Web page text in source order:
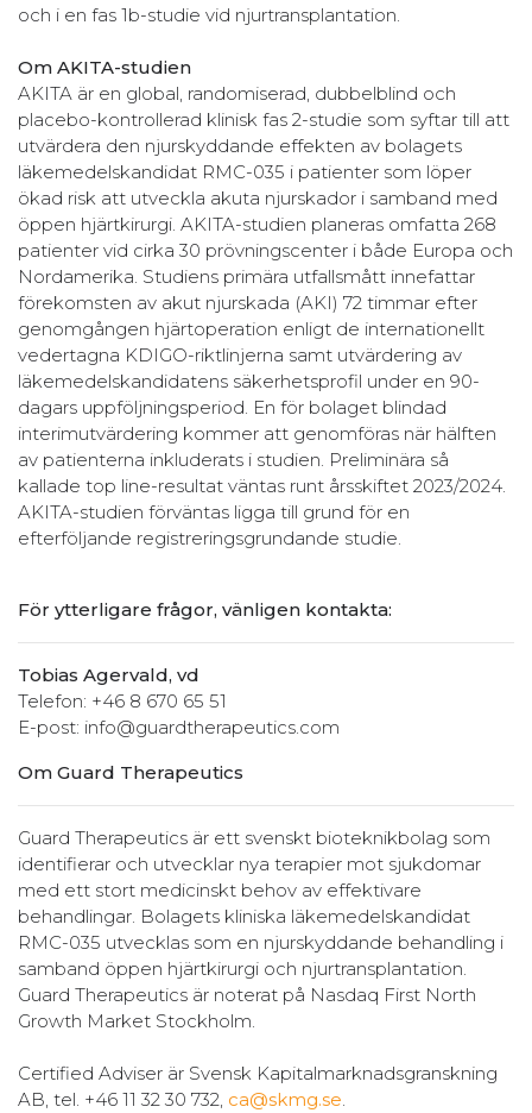
och i en fas 1b-studie vid njurtransplantation.
Om AKITA-studien
AKITA är en global, randomiserad, dubbelblind och
placebo-kontrollerad klinisk fas 2-studie som syftar till att
utvärdera den njurskyddande effekten av bolagets
läkemedelskandidat RMC-035 i patienter som löper
ökad risk att utveckla akuta njurskador i samband med
öppen hjärtkirurgi. AKITA-studien planeras omfatta 268
patienter vid cirka 30 prövningscenter i både Europa och
Nordamerika. Studiens primära utfallsmått innefattar
förekomsten av akut njurskada (AKI) 72 timmar efter
genomgången hjärtoperation enligt de internationellt
vedertagna KDIGO-riktlinjerna samt utvärdering av
läkemedelskandidatens säkerhetsprofil under en 90-
dagars uppföljningsperiod. En för bolaget blindad
interimutvärdering kommer att genomföras när hälften
av patienterna inkluderats i studien. Preliminära så
kallade top line-resultat väntas runt årsskiftet 2023/2024.
AKITA-studien förväntas ligga till grund för en
efterföljande registreringsgrundande studie.
För ytterligare frågor, vänligen kontakta:
Tobias Agervald, vd
Telefon: +46 8 670 65 51
E-post: info@guardtherapeutics.com
Om Guard Therapeutics
Guard Therapeutics är ett svenskt bioteknikbolag som
identifierar och utvecklar nya terapier mot sjukdomar
med ett stort medicinskt behov av effektivare
behandlingar. Bolagets kliniska läkemedelskandidat
RMC-035 utvecklas som en njurskyddande behandling i
samband öppen hjärtkirurgi och njurtransplantation.
Guard Therapeutics är noterat på Nasdaq First North
Growth Market Stockholm.
Certified Adviser är Svensk Kapitalmarknadsgranskning
AB, tel. +46 11 32 30 732, ca@skmg.se